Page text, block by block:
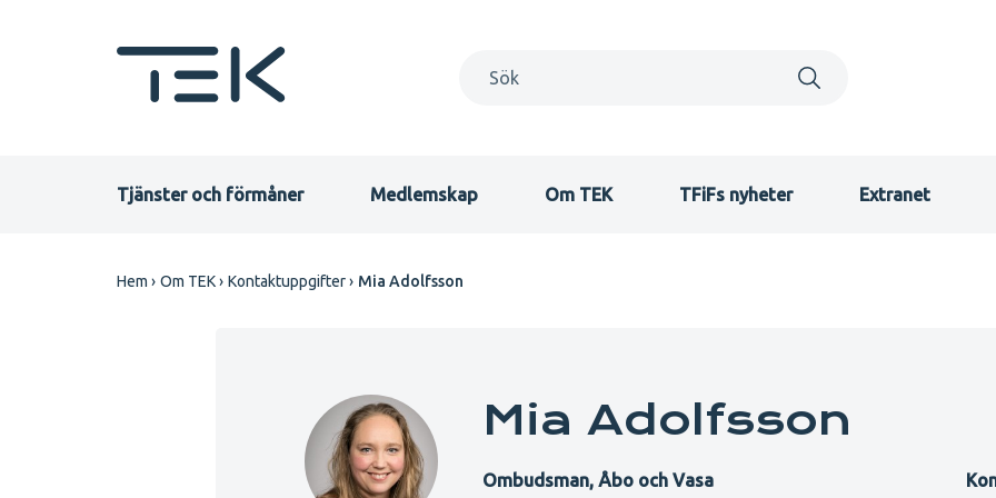
Primary
Tjänster och förmåner Medlemskap Om TEK TFiFs nyheter Extranet
Hem Om TEK Kontaktuppgifter Mia Adolfsson
Mia Adolfsson
Ombudsman, Åbo och Vasa